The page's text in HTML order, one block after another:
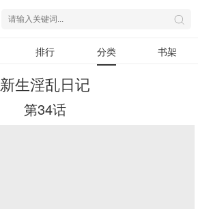
排行 分类 书架
新生淫乱日记
第34话